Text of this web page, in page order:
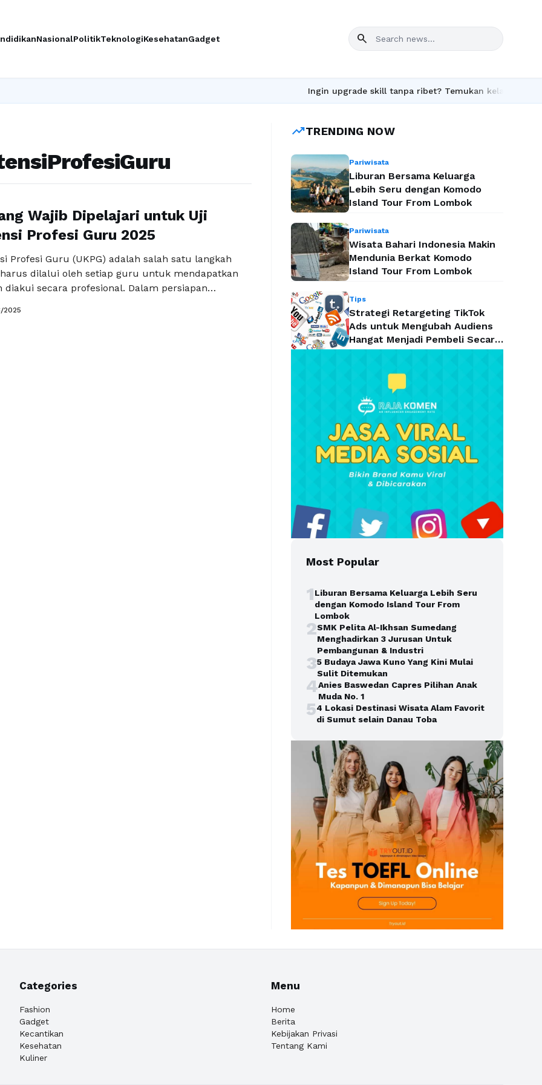
NasionalPolitikTeknologiKesehatanGadget search
Ingin upgrade skill tanpa ribet? Temukan kelas seru dan
Wajib Dipelajari untuk Uji
Profesi Guru 2025
Profesi Guru (UKPG) adalah salah satu langkah
dilalui oleh setiap guru untuk mendapatkan
diakui secara profesional. Dalam persiapan
agar bisa lulus dengan baik. Bersama Tryout.Id,
2025
trending_upTRENDING NOW
Pariwisata
Liburan Bersama Keluarga
Lebih Seru dengan Komodo
Island Tour From Lombok
Pariwisata
Wisata Bahari Indonesia Makin
Mendunia Berkat Komodo
Island Tour From Lombok
Tips
Strategi Retargeting TikTok
Ads untuk Mengubah Audiens
Hangat Menjadi Pembeli Secara
Efektif
Most Popular
1Liburan Bersama Keluarga Lebih Seru
dengan Komodo Island Tour From
Lombok
2SMK Pelita Al-Ikhsan Sumedang
Menghadirkan 3 Jurusan Untuk
Pembangunan & Industri
35 Budaya Jawa Kuno Yang Kini Mulai
Sulit Ditemukan
4Anies Baswedan Capres Pilihan Anak
Muda No. 1
54 Lokasi Destinasi Wisata Alam Favorit
di Sumut selain Danau Toba
Categories
Fashion
Gadget
Kecantikan
Kesehatan
Kuliner
Menu
Home
Berita
Kebijakan Privasi
Tentang Kami